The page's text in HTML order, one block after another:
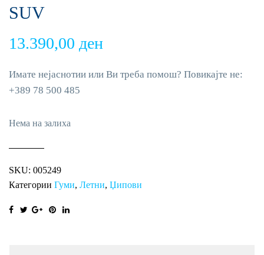
SUV
13.390,00 ден
Имате нејаснотии или Ви треба помош? Повикајте не:
+389 78 500 485
Нема на залиха
SKU: 005249
Категории Гуми, Летни, Џипови